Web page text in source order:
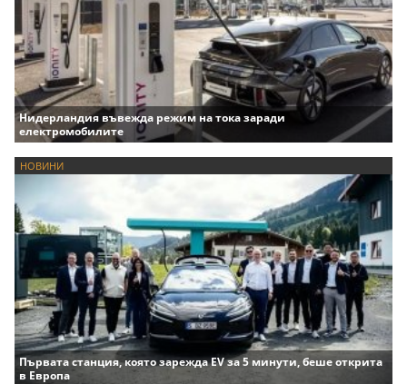
Нидерландия въвежда режим на тока заради
електромобилите
НОВИНИ
Първата станция, която зарежда EV за 5 минути, беше открита
в Европа